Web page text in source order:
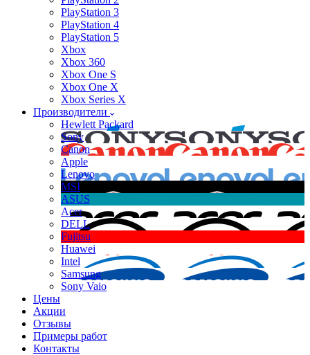
PlayStation 3
PlayStation 4
PlayStation 5
Xbox
Xbox 360
Xbox One S
Xbox One X
Xbox Series X
Производители
Hewlett Packard
Sony
Canon
Apple
Lenovo
MSI
ASUS
Acer
DELL
Fujitsu
Huawei
Intel
Samsung
Sony Vaio
Цены
Акции
Отзывы
Примеры работ
Контакты